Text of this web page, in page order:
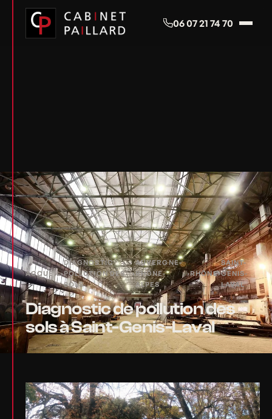
06 07 21 74 70
ACCUEIL›
DIAGNOSTIC
POLLUTION DES
SOLS
›
AUVERGNE-
RHÔNE-
ALPES
›RHÔNE›
SAINT-
GENIS-
LAVAL
Diagnostic de pollution des
sols à Saint-Genis-Laval
Panneau de gestion des cookies